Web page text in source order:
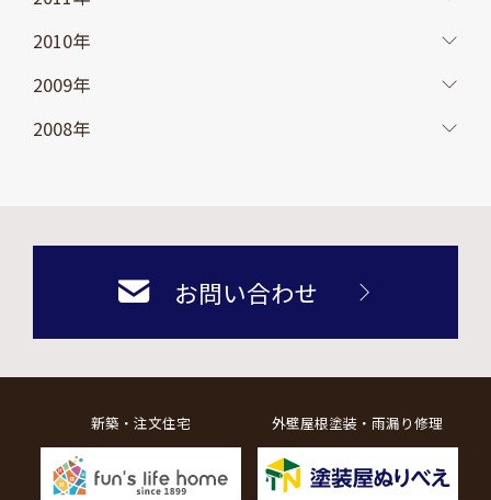
2010年
2009年
2008年
お問い合わせ
新築・注文住宅 外壁屋根塗装・雨漏り修理